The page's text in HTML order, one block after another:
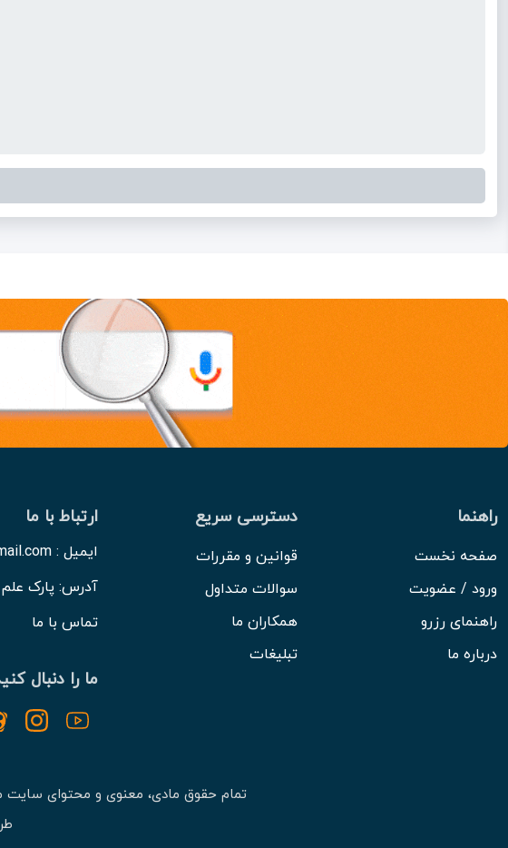
راهنما
صفحه نخست
ورود / عضویت
راهنمای رزرو
درباره ما
دسترسی سریع
قوانین و مقررات
سوالات متداول
همکاران ما
تبلیغات
ارتباط با ما
ایمیل : kermanshahgasht2020@gmail.com
آدرس: پارک علم
تماس با ما
ما را دنبال
تمام حقوق مادی، معنوی و محتوای سایت